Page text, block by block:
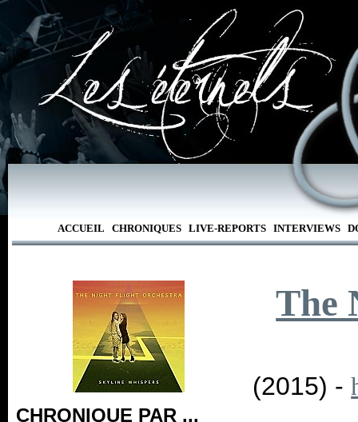
ACCUEIL CHRONIQUES LIVE-REPORTS INTERVIEWS
CHRONIQUE PAR ...
The
(2015) -